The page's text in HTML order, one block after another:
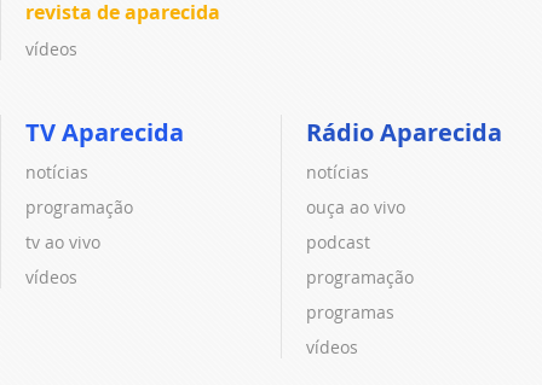
revista de aparecida
vídeos
TV Aparecida
notícias
programação
tv ao vivo
vídeos
Rádio Aparecida
notícias
ouça ao vivo
podcast
programação
programas
vídeos